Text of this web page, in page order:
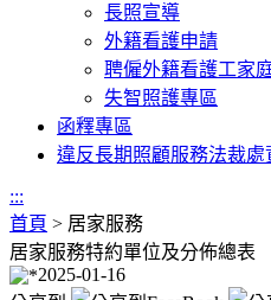
長照宣導
外籍看護申請
聘僱外籍看護工家
失智照護專區
函釋專區
違反長期照顧服務法裁處
:::
首頁 > 居家服務
居家服務特約單位及分佈總表
2025-01-16